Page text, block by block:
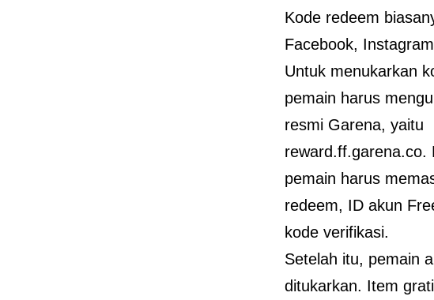
Kode redeem
Facebook,
Untuk menukarkan
pemain harus
resmi Garena, yaitu
reward.ff.garena.co.
pemain harus
redeem, ID akun
kode verifikasi.
Setelah itu, pemain
ditukarkan. Item